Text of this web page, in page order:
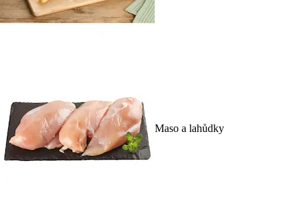
Maso a lahůdky